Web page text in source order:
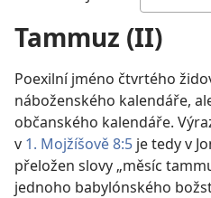
Tammuz (II)
Poexilní jméno čtvrtého
náboženského kalendáře,
občanského kalendáře.
v 1. Mojžíšově 8:5 je tedy v
přeložen slovy „měsíc
jednoho babylónského